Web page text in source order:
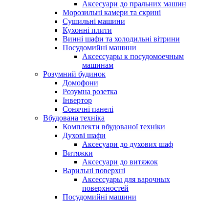
Аксесуари до пральних машин
Морозильні камери та скрині
Сушильні машини
Кухонні плити
Винні шафи та холодильні вітрини
Посудомийні машини
Аксессуары к посудомоечным
машинам
Розумний будинок
Домофони
Розумна розетка
Інвертор
Сонячні панелі
Вбудована техніка
Комплекти вбудованої техніки
Духові шафи
Аксесуари до духових шаф
Витяжки
Аксесуари до витяжок
Варильні поверхні
Аксессуары для варочных
поверхностей
Посудомийні машини